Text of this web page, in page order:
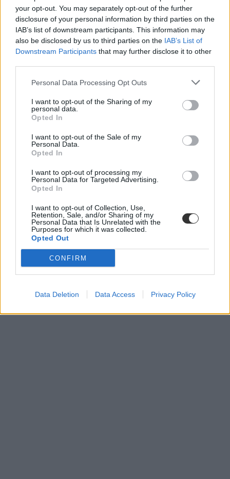
your opt-out. You may separately opt-out of the further
disclosure of your personal information by third parties on the
IAB’s list of downstream participants. This information may
also be disclosed by us to third parties on the IAB’s List of
Downstream Participants that may further disclose it to other
Personal Data Processing Opt Outs
I want to opt-out of the Sharing of my
personal data.
Opted In
I want to opt-out of the Sale of my
Personal Data.
Opted In
I want to opt-out of processing my
Personal Data for Targeted Advertising.
Opted In
I want to opt-out of Collection, Use,
Retention, Sale, and/or Sharing of my
Personal Data that Is Unrelated with the
Purposes for which it was collected.
Opted Out
CONFIRM
Data Deletion Data Access Privacy Policy
rendkívüli felvételi
hatosztályos gimnázium
KIFIR